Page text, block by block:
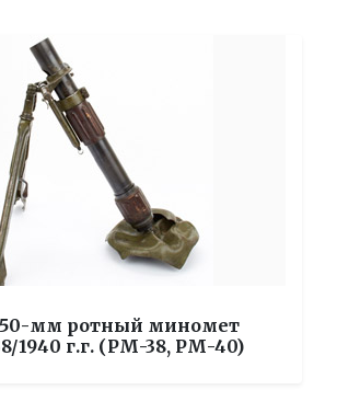
50-мм ротный миномет
1940 г.г. (РМ-38, РМ-40)